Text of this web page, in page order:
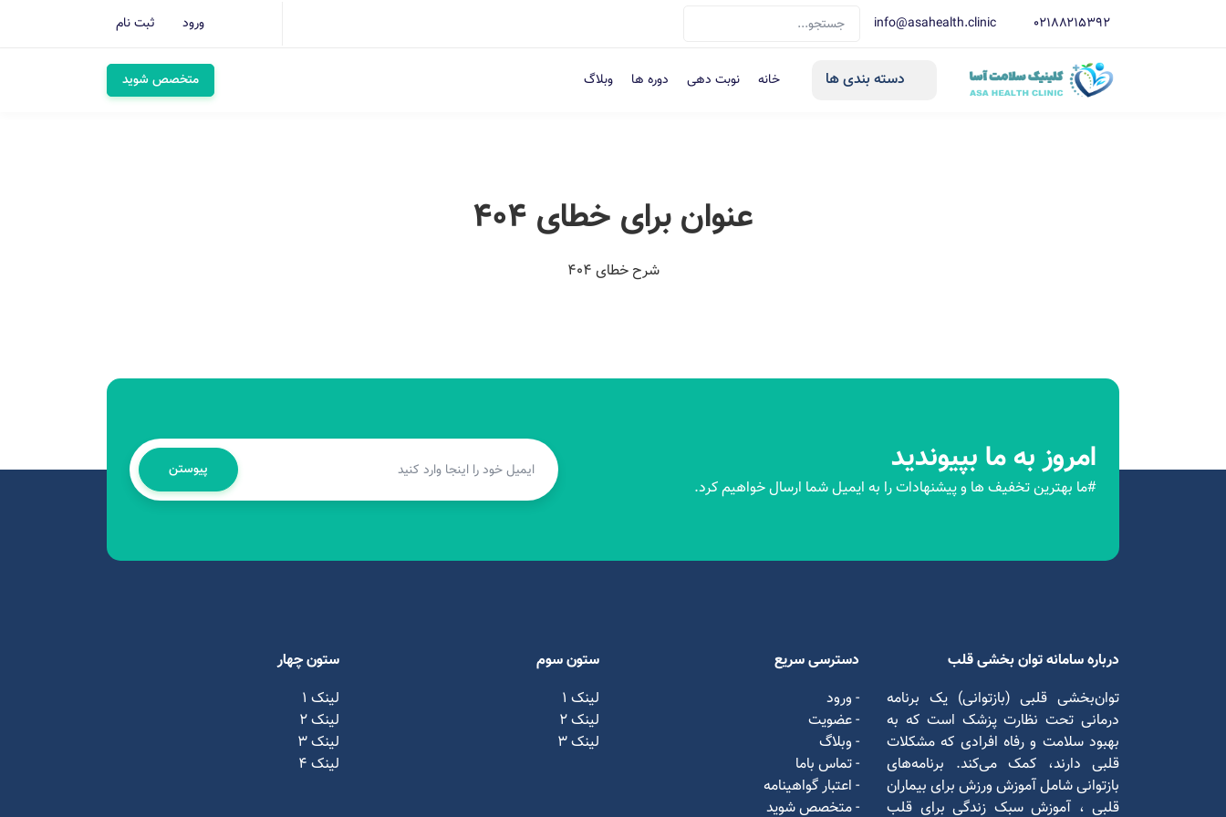
021۸۸۲۱۵۳۹۲ info@asahealth.clinic ورود ثبت نام
دسته بندی ها خانه نوبت دهی دوره ها وبلاگ متخصص شوید
عنوان برای خطای 404
شرح خطای 404
امروز به ما بپیوندید
#ما بهترین تخفیف ها و پیشنهادات را به ایمیل شما ارسال خواهیم کرد.
پیوستن
درباره سامانه توان بخشی قلب
توان‌بخشی قلبی (بازتوانی) یک برنامه
درمانی تحت نظارت پزشک است که به
بهبود سلامت و رفاه افرادی که مشکلات
قلبی دارند، کمک می‌کند. برنامه‌های
بازتوانی شامل آموزش ورزش برای بیماران
قلبی ، آموزش سبک زندگی برای قلب
دسترسی سریع
- ورود
- عضویت
- وبلاگ
- تماس باما
- اعتبار گواهینامه
- متخصص شوید
ستون سوم
لینک 1
لینک ۲
لینک ۳
ستون چهار
لینک 1
لینک ۲
لینک ۳
لینک ۴